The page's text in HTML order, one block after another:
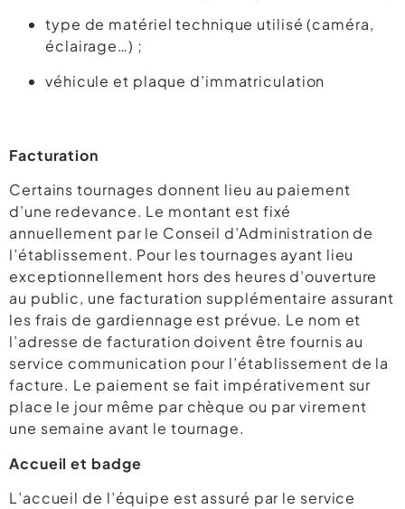
type de matériel technique utilisé (caméra,
éclairage…) ;
véhicule et plaque d’immatriculation
Facturation
Certains tournages donnent lieu au paiement
d’une redevance. Le montant est fixé
annuellement par le Conseil d’Administration de
l’établissement. Pour les tournages ayant lieu
exceptionnellement hors des heures d’ouverture
au public, une facturation supplémentaire assurant
les frais de gardiennage est prévue. Le nom et
l’adresse de facturation doivent être fournis au
service communication pour l’établissement de la
facture. Le paiement se fait impérativement sur
place le jour même par chèque ou par virement
une semaine avant le tournage.
Accueil et badge
L’accueil de l’équipe est assuré par le service